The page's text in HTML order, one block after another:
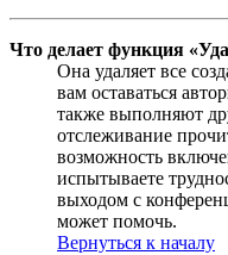
Что делает функция
Она удаляет все
вам оставаться
также выполняют
отслеживание
возможность
испытываете
выходом с
может помочь.
Вернуться к началу